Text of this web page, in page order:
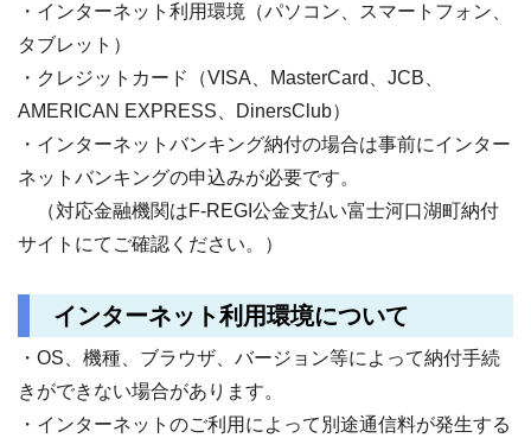
・インターネット利用環境（パソコン、スマートフォン、
タブレット）
・クレジットカード（VISA、MasterCard、JCB、
AMERICAN EXPRESS、DinersClub）
・インターネットバンキング納付の場合は事前にインター
ネットバンキングの申込みが必要です。
（対応金融機関はF-REGI公金支払い富士河口湖町納付
サイトにてご確認ください。）
インターネット利用環境について
・OS、機種、ブラウザ、バージョン等によって納付手続
きができない場合があります。
・インターネットのご利用によって別途通信料が発生する